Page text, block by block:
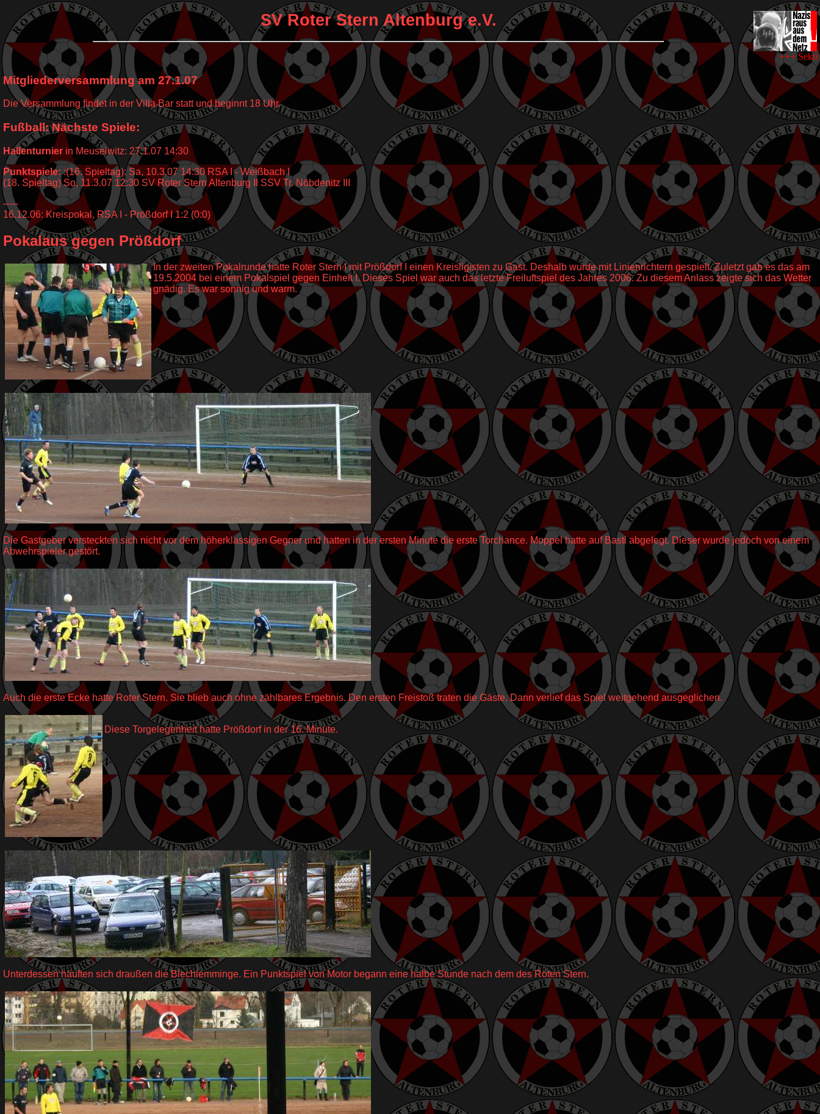
SV Roter Stern Altenburg e.V.
+++
Mitgliederversammlung am 27.1.07
Die Versammlung findet in der Villa Bar statt und beginnt 18 Uhr.
Fußball: Nächste Spiele:
Hallenturnier in Meuselwitz: 27.1.07 14:30
Punktspiele::(16. Spieltag): Sa, 10.3.07 14:30 RSA I - Weißbach I
(18. Spieltag) So, 11.3.07 12:30 SV Roter Stern Altenburg II SSV Tr. Nöbdenitz III
-----
16.12.06: Kreispokal, RSA I - Prößdorf I 1:2 (0:0)
Pokalaus gegen Prößdorf
In der zweiten Pokalrunde hatte Roter Stern I mit Prößdorf I einen Kreisligisten zu Gast. Deshalb wurde mit Linienrichtern gespielt. Zuletzt gab es das am
19.5.2004 bei einem Pokalspiel gegen Einheit I. Dieses Spiel war auch das letzte Freiluftspiel des Jahres 2006. Zu diesem Anlass zeigte sich das Wetter
gnädig. Es war sonnig und warm.
Die Gastgeber versteckten sich nicht vor dem höherklassigen Gegner und hatten in der ersten Minute die erste Torchance. Moppel hatte auf Basti abgelegt. Dieser wurde jedoch von einem
Abwehrspieler gestört.
Auch die erste Ecke hatte Roter Stern. Sie blieb auch ohne zählbares Ergebnis. Den ersten Freistoß traten die Gäste. Dann verlief das Spiel weitgehend ausgeglichen.
Diese Torgelegenheit hatte Prößdorf in der 16. Minute.
Unterdessen häuften sich draußen die Blechlemminge. Ein Punktspiel von Motor begann eine halbe Stunde nach dem des Roten Stern.